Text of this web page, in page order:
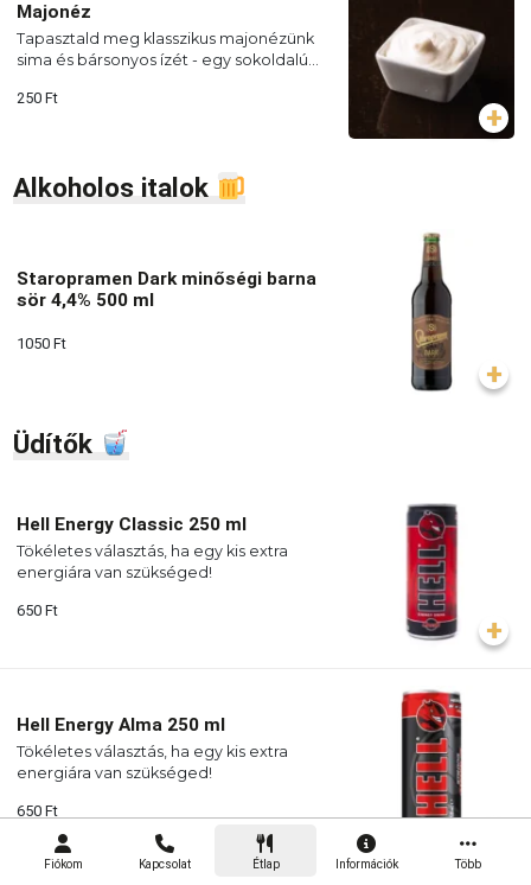
Fiókom Kapcsolat Étlap Információk Több
Majonéz
Tapasztald meg klasszikus majonézünk
sima és bársonyos ízét - egy sokoldalú
tökéletes kiegészítője lehet!
250 Ft
Alkoholos italok
Staropramen Dark minőségi barna
sör 4,4% 500 ml
1050 Ft
Üdítők
Hell Energy Classic 250 ml
Tökéletes választás, ha egy kis extra
energiára van szükséged!
650 Ft
Hell Energy Alma 250 ml
Tökéletes választás, ha egy kis extra
energiára van szükséged!
650 Ft